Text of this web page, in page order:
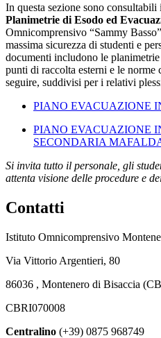
In questa sezione sono consultabili i
Planimetrie di Esodo ed
Omnicomprensivo “Sammy
massima sicurezza di studenti e
documenti includono le
punti di raccolta esterni e le norme
seguire, suddivisi per i relativi
PIANO EVACUAZIONE
PIANO EVACUAZIONE
SECONDARIA
Si invita tutto il personale, gli
attenta visione delle procedure e
Contatti
Istituto Omnicomprensivo
Via Vittorio Argentieri, 80
86036 , Montenero di Bisaccia
CBRI070008
Centralino (+39) 0875 968749